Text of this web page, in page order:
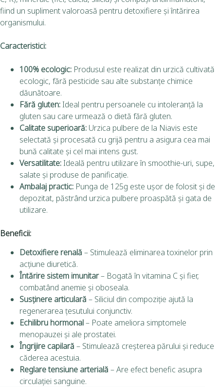
fiind un supliment valoroasă pentru detoxifiere și întărirea
organismului.
Caracteristici:
100% ecologic: Produsul este realizat din urzică cultivată
ecologic, fără pesticide sau alte substanțe chimice
dăunătoare.
Fără gluten:Ideal pentru persoanele cu intoleranță la
gluten sau care urmează o dietă fără gluten.
Calitate superioară: Urzica pulbere de la Niavis este
selectată și procesată cu grijă pentru a asigura cea mai
bună calitate și cel mai intens gust.
Versatilitate:Ideală pentru utilizare în smoothie-uri, supe,
salate și produse de panificație.
Ambalaj practic: Punga de 125g este ușor de folosit și de
depozitat, păstrând urzica pulbere proaspătă și gata de
utilizare.
Beneficii:
Detoxifiere renală – Stimulează eliminarea toxinelor prin
acțiune diuretică.
Întărire sistem imunitar– Bogată în vitamina C și fier,
combatând anemie și oboseala.
Susținere articulară – Siliciul din compoziție ajută la
regenerarea țesutului conjunctiv.
Echilibru hormonal– Poate ameliora simptomele
menopauzei și ale prostatei.
Îngrijire capilară – Stimulează creșterea părului și reduce
căderea acestuia.
Reglare tensiune arterială – Are efect benefic asupra
circulației sanguine.